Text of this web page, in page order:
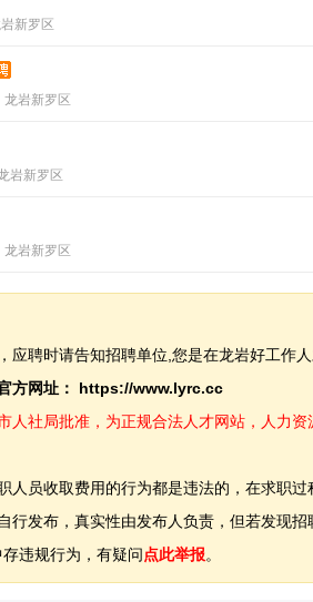
新罗区
岩新罗区
新罗区
岩新罗区
应聘时请告知招聘单位,您是在龙岩好工作人
方网址： https://www.lyrc.cc
人社局批准，为正规合法人才网站，人力
员收取费用的行为都是违法的，在求职
发布，真实性由发布人负责，但若发现
违规行为，有疑问点此举报。